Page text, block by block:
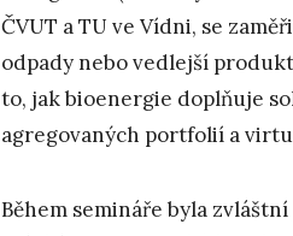
ČVUT a TU ve Vídni, se
odpady nebo vedlejší
to, jak bioenergie doplňuje
agregovaných portfolií a
Během semináře byla